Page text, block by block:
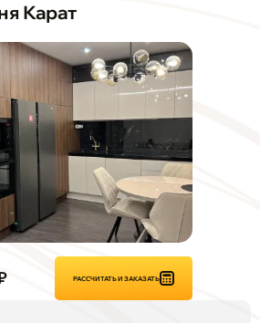
Карат
РАССЧИТАТЬ И ЗАКАЗАТЬ